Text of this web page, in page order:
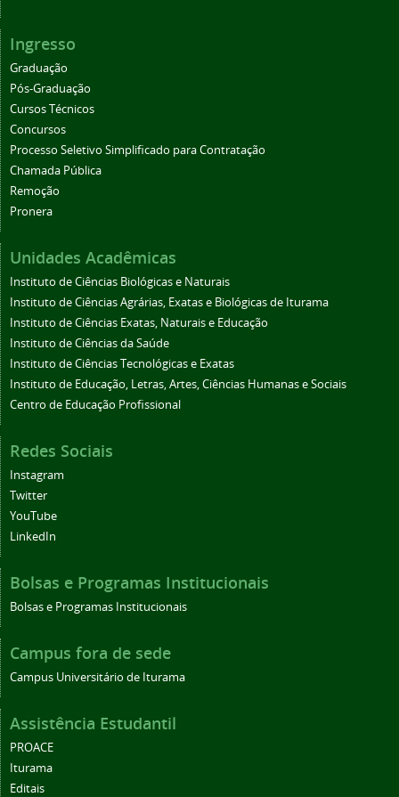
Ingresso
Graduação
Pós-Graduação
Cursos Técnicos
Concursos
Processo Seletivo Simplificado para Contratação
Chamada Pública
Remoção
Pronera
Unidades Acadêmicas
Instituto de Ciências Biológicas e Naturais
Instituto de Ciências Agrárias, Exatas e Biológicas de Iturama
Instituto de Ciências Exatas, Naturais e Educação
Instituto de Ciências da Saúde
Instituto de Ciências Tecnológicas e Exatas
Instituto de Educação, Letras, Artes, Ciências Humanas e Sociais
Centro de Educação Profissional
Redes Sociais
Instagram
Twitter
YouTube
LinkedIn
Bolsas e Programas Institucionais
Bolsas e Programas Institucionais
Campus fora de sede
Campus Universitário de Iturama
Assistência Estudantil
PROACE
Iturama
Editais